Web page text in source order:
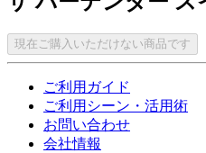
現在ご購入いただけない商品です
ご利用ガイド
ご利用シーン・活用術
お問い合わせ
会社情報